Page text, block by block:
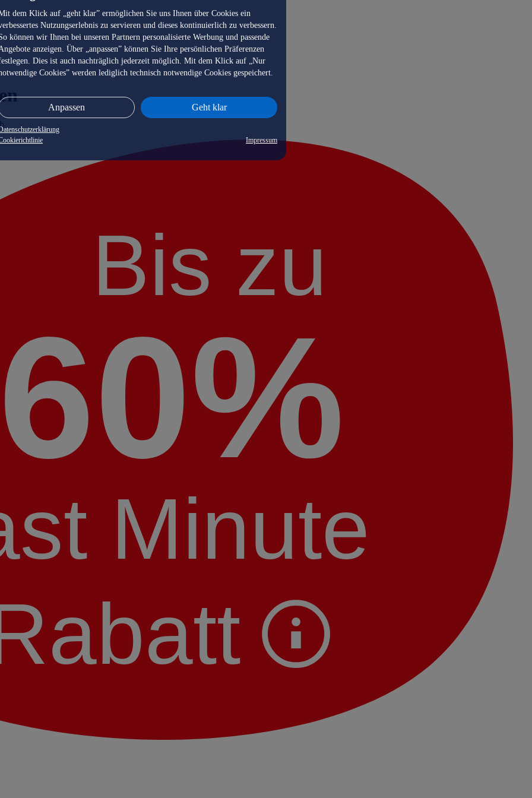
dem Klick auf „geht klar” ermöglichen Sie uns Ihnen über Cookies ein
Nutzungserlebnis zu servieren und dieses kontinuierlich zu verbessern.
können wir Ihnen bei unseren Partnern personalisierte Werbung und passende
anzeigen. Über „anpassen” können Sie Ihre persönlichen Präferenzen
Dies ist auch nachträglich jederzeit möglich. Mit dem Klick auf „Nur
Cookies” werden lediglich technisch notwendige Cookies gespeichert.
Anpassen Geht klar
Impressum
Bis zu
Minute